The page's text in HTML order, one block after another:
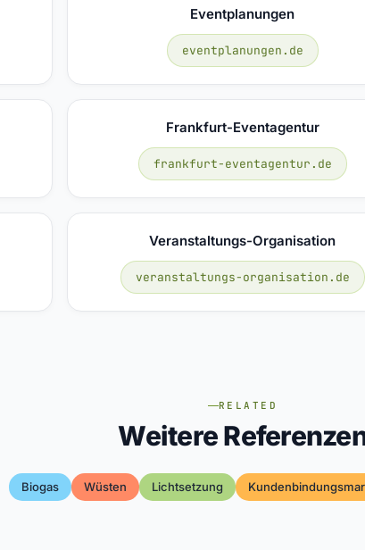
Eventplanungen
eventplanungen.de
Frankfurt-Eventagentur
frankfurt-eventagentur.de
Veranstaltungs-Organisation
veranstaltungs-organisation.de
RELATED
Weitere
Biogas Wüsten Lichtsetzung